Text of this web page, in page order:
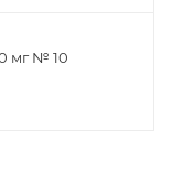
мг № 10